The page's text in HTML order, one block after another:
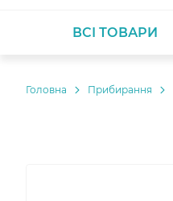
ВСІ ТОВАРИ
Головнa Прибирання